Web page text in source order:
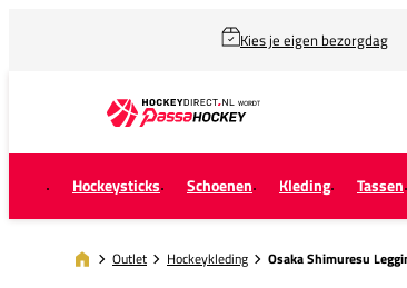
Kies je eigen bezorgdag
Hockeysticks Schoenen Kleding Tassen
Outlet Hockeykleding Osaka Shimuresu